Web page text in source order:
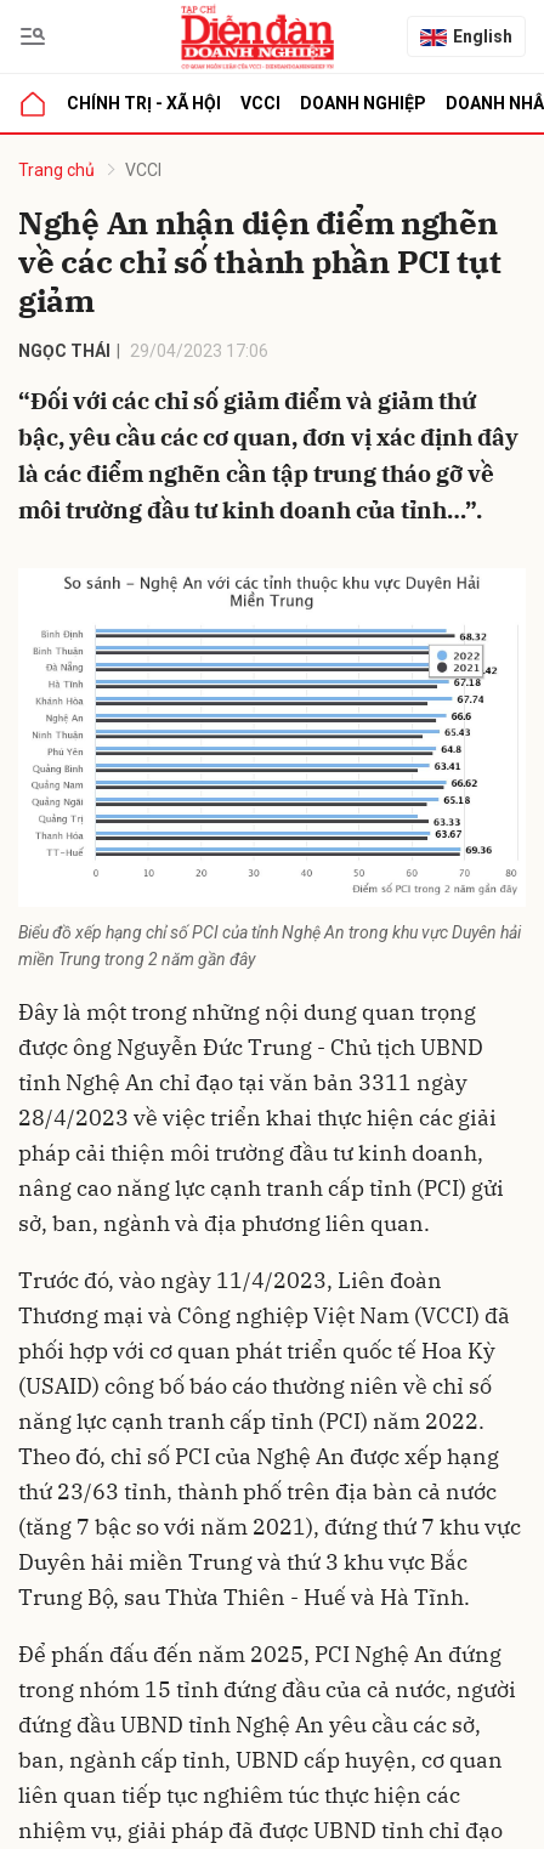
English
CHÍNH TRỊ - XÃ HỘI VCCI DOANH NGHIỆP DOANH
Trang chủ VCCI
Nghệ An nhận diện điểm nghẽn
về các chỉ số thành phần PCI tụt
giảm
NGỌC THÁI 29/04/2023 17:06
“Đối với các chỉ số giảm điểm và giảm thứ
bậc, yêu cầu các cơ quan, đơn vị xác định đây
là các điểm nghẽn cần tập trung tháo gỡ về
môi trường đầu tư kinh doanh của tỉnh…”.
Biểu đồ xếp hạng chỉ số PCI của tỉnh Nghệ An trong khu vực Duyên hải
miền Trung trong 2 năm gần đây
Đây là một trong những nội dung quan trọng
được ông Nguyễn Đức Trung - Chủ tịch UBND
tỉnh Nghệ An chỉ đạo tại văn bản 3311 ngày
28/4/2023 về việc triển khai thực hiện các giải
pháp cải thiện môi trường đầu tư kinh doanh,
nâng cao năng lực cạnh tranh cấp tỉnh (PCI) gửi
sở, ban, ngành và địa phương liên quan.
Trước đó, vào ngày 11/4/2023, Liên đoàn
Thương mại và Công nghiệp Việt Nam (VCCI) đã
phối hợp với cơ quan phát triển quốc tế Hoa Kỳ
(USAID) công bố báo cáo thường niên về chỉ số
năng lực cạnh tranh cấp tỉnh (PCI) năm 2022.
Theo đó, chỉ số PCI của Nghệ An được xếp hạng
thứ 23/63 tỉnh, thành phố trên địa bàn cả nước
(tăng 7 bậc so với năm 2021), đứng thứ 7 khu vực
Duyên hải miền Trung và thứ 3 khu vực Bắc
Trung Bộ, sau Thừa Thiên - Huế và Hà Tĩnh.
Để phấn đấu đến năm 2025, PCI Nghệ An đứng
trong nhóm 15 tỉnh đứng đầu của cả nước, người
đứng đầu UBND tỉnh Nghệ An yêu cầu các sở,
ban, ngành cấp tỉnh, UBND cấp huyện, cơ quan
liên quan tiếp tục nghiêm túc thực hiện các
nhiệm vụ, giải pháp đã được UBND tỉnh chỉ đạo
luận
Hủy